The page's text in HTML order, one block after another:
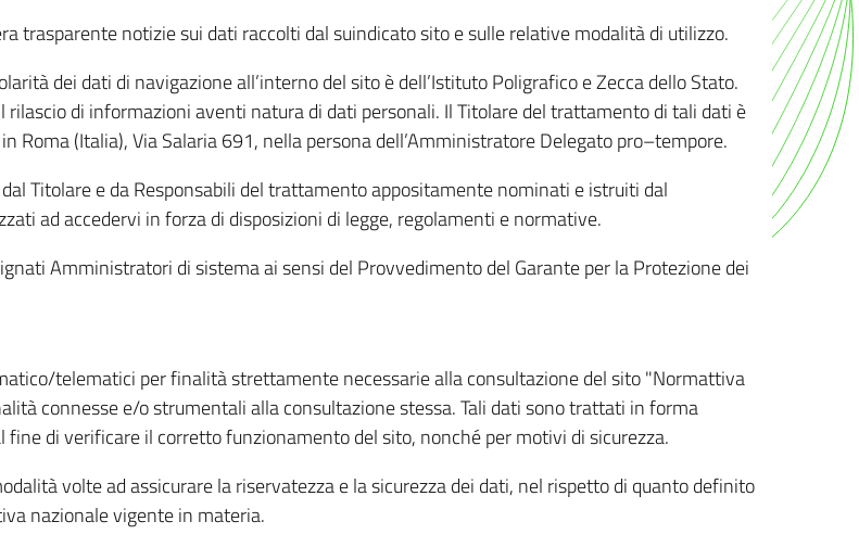
trasparente notizie sui dati raccolti dal suindicato sito e sulle relative modalità di utilizzo.
dei dati di navigazione all’interno del sito è dell’Istituto Poligrafico e Zecca dello Stato.
di informazioni aventi natura di dati personali. Il Titolare del trattamento di tali dati è
Roma (Italia), Via Salaria 691, nella persona dell’Amministratore Delegato pro–tempore.
Titolare e da Responsabili del trattamento appositamente nominati e istruiti dal
ad accedervi in forza di disposizioni di legge, regolamenti e normative.
Amministratori di sistema ai sensi del Provvedimento del Garante per la Protezione dei
telematici per finalità strettamente necessarie alla consultazione del sito "Normattiva
connesse e/o strumentali alla consultazione stessa. Tali dati sono trattati in forma
di verificare il corretto funzionamento del sito, nonché per motivi di sicurezza.
volte ad assicurare la riservatezza e la sicurezza dei dati, nel rispetto di quanto definito
nazionale vigente in materia.